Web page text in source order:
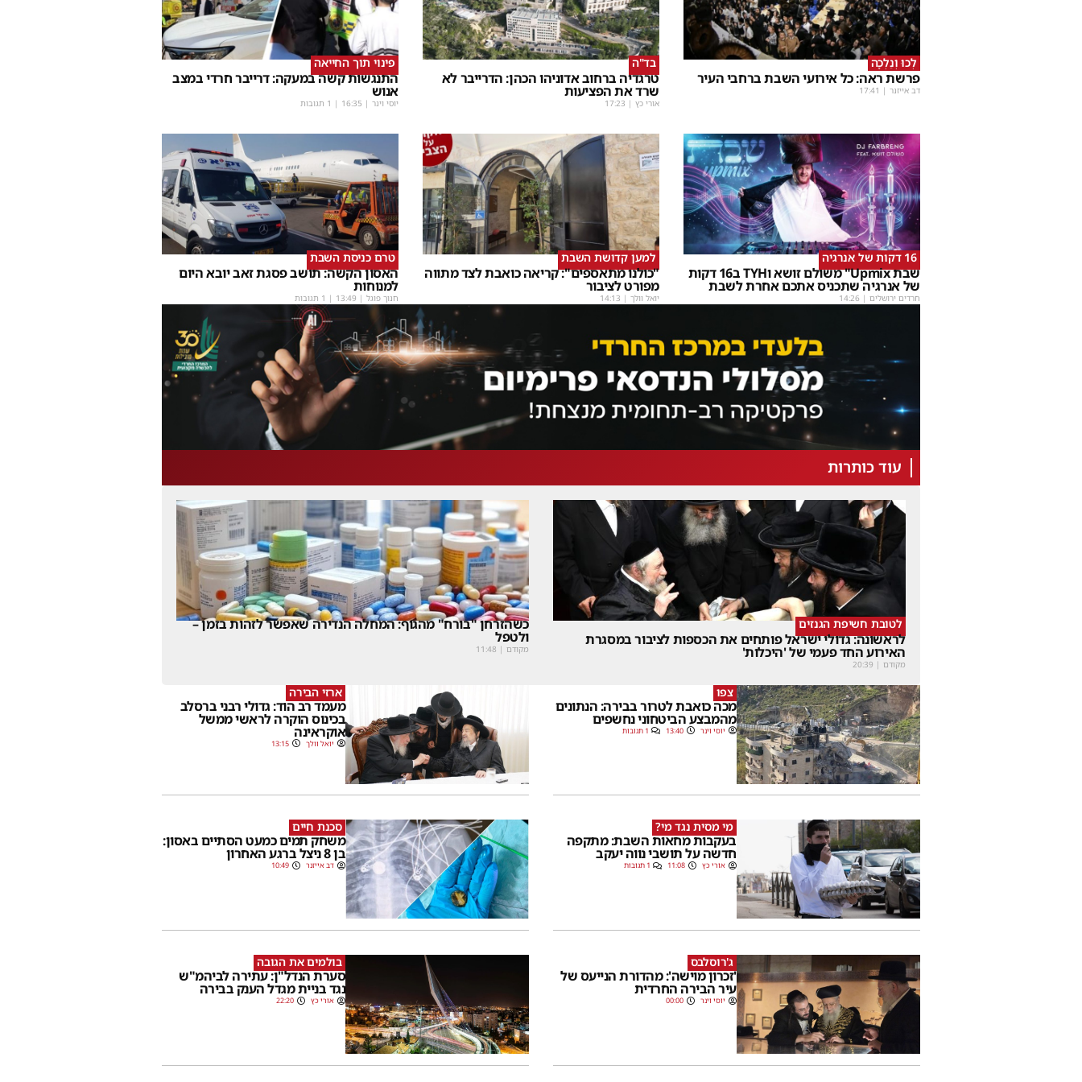
לְכוּ וְנֵלְכָה
פרשת ראה: כל אירועי השבת ברחבי העיר
דב אייזנר |
17:41
בד"ה
טרגדיה ברחוב אדוניהו הכהן: הדרייבר לא
שרד את הפציעות
אורי כץ |
17:23
פינוי תוך החייאה
התנגשות קשה במעקה: דרייבר חרדי במצב
אנוש
יוסי וינר |
16:35 | 1 תגובות
16 דקות של אנרגיה
שבת Upmix" משולם זושא וTYH ב16 דקות
של אנרגיה שתכניס אתכם אחרת לשבת
חרדים ירושלים |
14:26
למען קדושת השבת
"כולנו מתאספים": קריאה כואבת לצד מתווה
מפורט לציבור
יואל וולך |
14:13
טרם כניסת השבת
האסון הקשה: תושב פסגת זאב יובא היום
למנוחות
חנוך פוגל |
13:49 | 1 תגובות
עוד כותרות
לטובת חשיפת הגנזים
לראשונה: גדולי ישראל פותחים את הכספות לציבור במסגרת
האירוע החד פעמי של 'היכלות'
מקודם |
20:39
כשהזרחן "בורח" מהגוף: המחלה הנדירה שאפשר לזהות בזמן –
ולטפל
מקודם |
11:48
צפו
מכה כואבת לטרור בבירה: הנתונים
מהמבצע הביטחוני נחשפים
יוסי וינר 13:40 1 תגובות
ארזי הבירה
מעמד רב הוד: גדולי רבני ברסלב
בכינוס הוקרה לראשי ממשל
אוקראינה
יואל וולך 13:15
מי מסית נגד מי?
בעקבות מחאות השבת: מתקפה
חדשה על תושבי נווה יעקב
אורי כץ 11:08 1 תגובות
סכנת חיים
משחק תמים כמעט הסתיים באסון:
בן 8 ניצל ברגע האחרון
דב אייזנר 10:49
ג'רוסלבס
'זכרון מוישה': מהדורת הנייעס של
עיר הבירה החרדית
יוסי וינר 00:00
בולמים את הגובה
סערת הנדל"ן: עתירה לביהמ"ש
נגד בניית מגדל הענק בבירה
אורי כץ 22:20